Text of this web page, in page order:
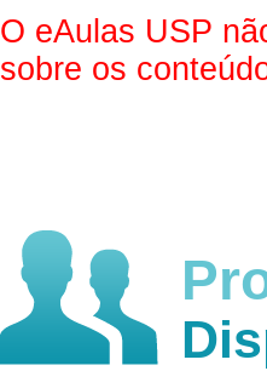
O eAulas USP
sobre os